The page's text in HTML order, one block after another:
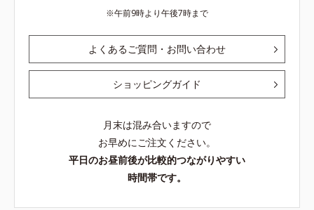
午前9時より午後7時まで
よくあるご質問・お問い合わせ
ショッピングガイド
月末は混み合いますので
お早めにご注文ください。
平日のお昼前後が比較的つながりやすい
時間帯です。